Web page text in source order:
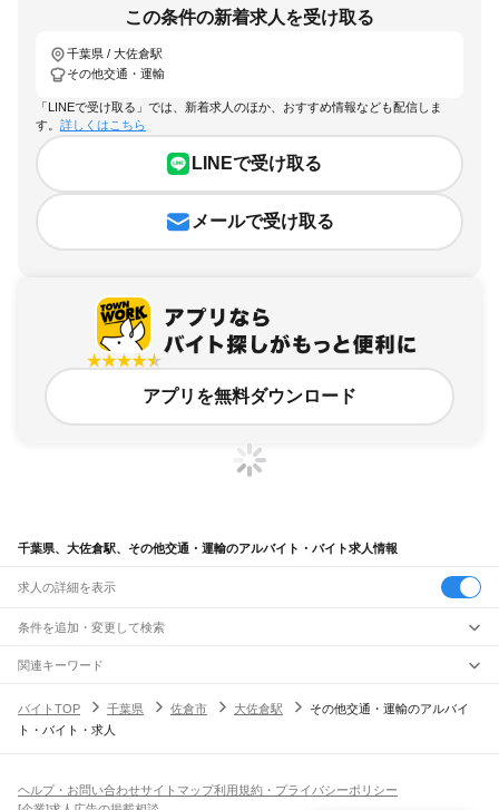
この条件の新着求人を受け取る
千葉県 / 大佐倉駅
その他交通・運輸
「LINEで受け取る」では、新着求人のほか、おすすめ情報なども配信しま
す。 詳しくはこちら
LINEで受け取る
メールで受け取る
アプリを無料ダウンロード
千葉県、大佐倉駅、その他交通・運輸のアルバイト・バイト求人情報
求人の詳細を表示
条件を追加・変更して検索
市区町村を追加・変更
千葉県すべて
千葉市 すべて
旭市習志野市柏市勝浦市市原市流山市八千代市我孫子市鴨川市鎌ケ谷市
駅を追加・変更
JR中央・総武線
職種を追加・変更
飲食・フードサービスすべて
ホールスタッフキッチンスタッフ
人気
関連キーワード
バイトTOP
千葉県 佐倉市 大佐倉駅
その他交通・運輸のアルバイ
ト・バイト・求人
ヘルプ・お問い合わせサイトマップ利用規約・プライバシーポリシー